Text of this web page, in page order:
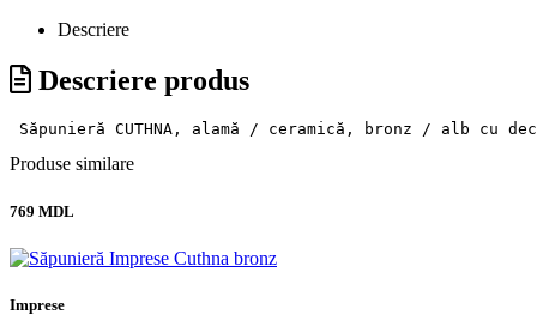
Descriere
Descriere produs
Săpunieră CUTHNA, alamă / ceramică, bronz / alb cu
Produse similare
769 MDL
Imprese